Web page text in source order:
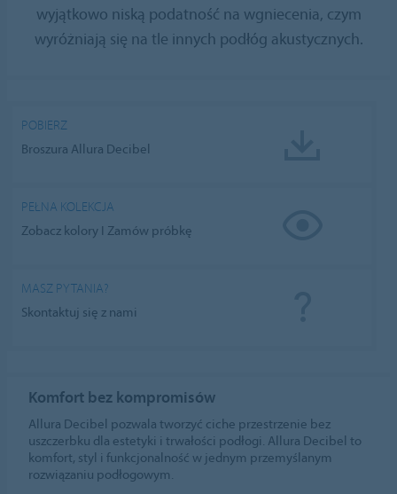
wyjątkowo niską podatność na wgniecenia, czym
wyróżniają się na tle innych podłóg akustycznych.
POBIERZ
Broszura Allura Decibel
PEŁNA KOLEKCJA
Zobacz kolory I Zamów próbkę
MASZ PYTANIA?
Skontaktuj się z nami
Komfort bez kompromisów
Allura Decibel pozwala tworzyć ciche przestrzenie bez
uszczerbku dla estetyki i trwałości podłogi. Allura Decibel to
komfort, styl i funkcjonalność w jednym przemyślanym
rozwiązaniu podłogowym.